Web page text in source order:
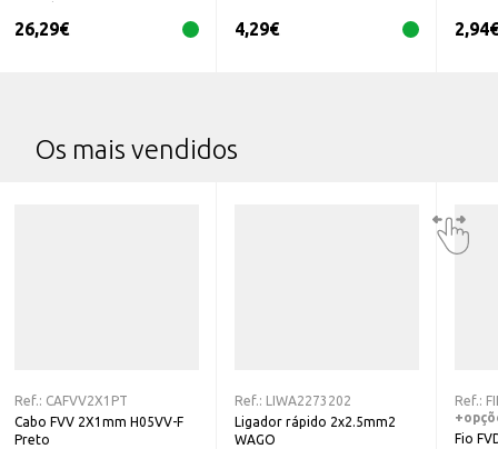
26,29€ 4,29€ 2,94€
Os mais vendidos
Ref.: CAFVV2X1PT
Cabo FVV 2X1mm H05VV-F
Preto
Ref.:
LIWA2273202
Ligador rápido 2x2.5mm2
WAGO
Ref.:
Fio